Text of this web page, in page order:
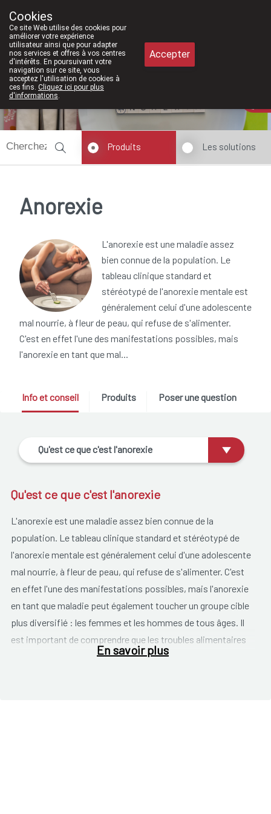
011/610300
Aujourd'hui A présent
Produits Les solutions
Anorexie
L'anorexie est une maladie assez
bien connue de la population. Le
tableau clinique standard et
stéréotypé de l'anorexie mentale est
généralement celui d'une adolescente
mal nourrie, à fleur de peau, qui refuse de s'alimenter.
C'est en effet l'une des manifestations possibles, mais
l'anorexie en tant que mal...
Info et conseil Produits Poser une question
Qu'est ce que c'est l'anorexie
Qu'est ce que c'est l'anorexie
L'anorexie est une maladie assez bien connue de la
population. Le tableau clinique standard et stéréotypé de
l'anorexie mentale est généralement celui d'une adolescente
mal nourrie, à fleur de peau, qui refuse de s'alimenter. C'est
en effet l'une des manifestations possibles, mais l'anorexie
en tant que maladie peut également toucher un groupe cible
plus diversifié : les femmes et les hommes de tous âges. Il
est important de comprendre que les troubles alimentaires
sont considérés médicalement comme des troubles
En savoir plus
Cookies
Ce site Web utilise des cookies pour
améliorer votre expérience
utilisateur ainsi que pour adapter
nos services et offres à vos centres
d'intérêts. En poursuivant votre
navigation sur ce site, vous
acceptez l'utilisation de cookies à
ces fins. Cliquez ici pour plus
d'informations.
Accepter